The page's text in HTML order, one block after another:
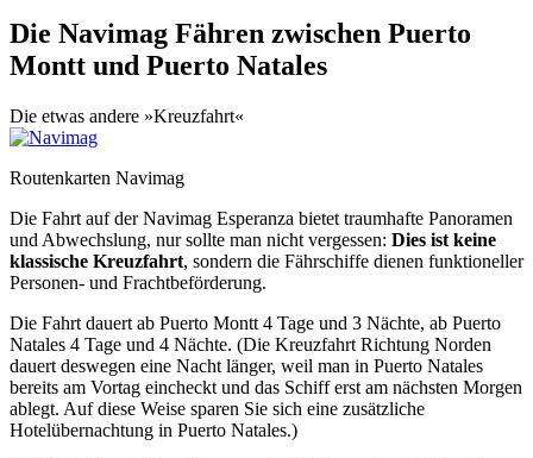
Die Navimag Fähren zwischen Puerto
Montt und Puerto Natales
Die etwas andere »Kreuzfahrt«
Routenkarten Navimag
Die Fahrt auf der Navimag Esperanza bietet traumhafte Panoramen
und Abwechslung, nur sollte man nicht vergessen: Dies ist keine
klassische Kreuzfahrt, sondern die Fährschiffe dienen funktioneller
Personen- und Frachtbeförderung.
Die Fahrt dauert ab Puerto Montt 4 Tage und 3 Nächte, ab Puerto
Natales 4 Tage und 4 Nächte. (Die Kreuzfahrt Richtung Norden
dauert deswegen eine Nacht länger, weil man in Puerto Natales
bereits am Vortag eincheckt und das Schiff erst am nächsten Morgen
ablegt. Auf diese Weise sparen Sie sich eine zusätzliche
Hotelübernachtung in Puerto Natales.)